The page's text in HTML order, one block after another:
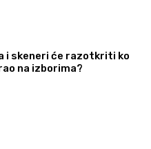
i skeneri će razotkriti ko
na izborima?